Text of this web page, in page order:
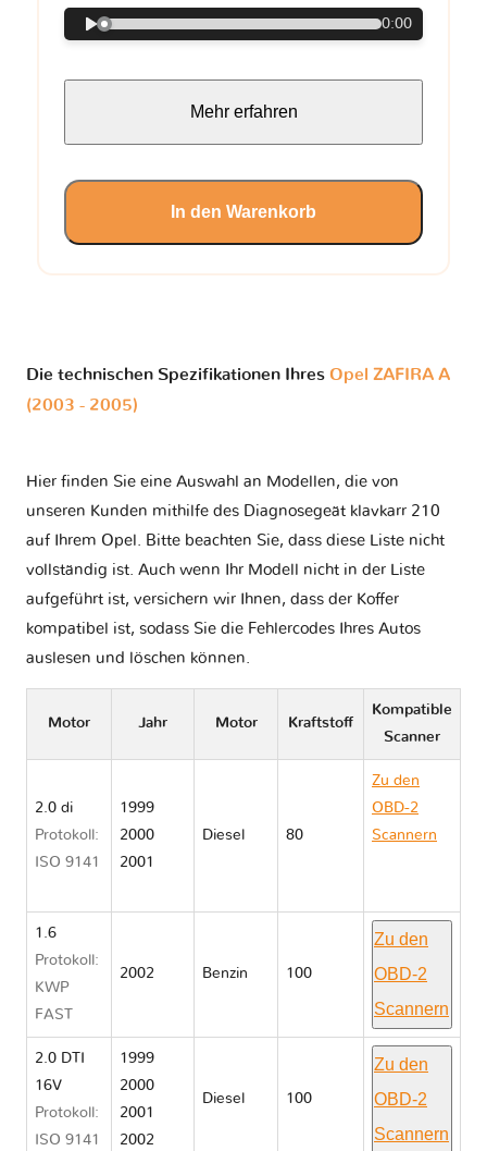
0:00
Mehr erfahren
In den Warenkorb
Die technischen Spezifikationen Ihres Opel ZAFIRA A
(2003 - 2005)
Hier finden Sie eine Auswahl an Modellen, die von
unseren Kunden mithilfe des Diagnosegeät klavkarr 210
auf Ihrem Opel. Bitte beachten Sie, dass diese Liste nicht
vollständig ist. Auch wenn Ihr Modell nicht in der Liste
aufgeführt ist, versichern wir Ihnen, dass der Koffer
kompatibel ist, sodass Sie die Fehlercodes Ihres Autos
auslesen und löschen können.
Motor Jahr Motor Kraftstoff
Kompatible
Scanner
2.0 di
Protokoll:
ISO 9141
1999
2000
2001
Diesel 80
Zu den
OBD-2
Scannern
1.6
Protokoll:
KWP
FAST
2002 Benzin 100
Zu den
OBD-2
Scannern
2.0 DTI
16V
Protokoll:
ISO 9141
1999
2000
2001
2002
Diesel 100
Zu den
OBD-2
Scannern